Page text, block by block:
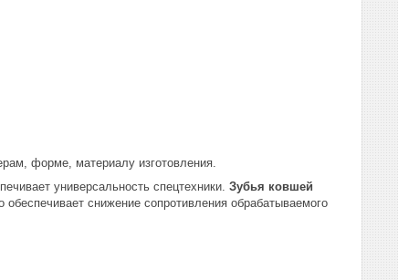
форме, материалу изготовления.
универсальность спецтехники. Зубья ковшей
снижение сопротивления обрабатываемого